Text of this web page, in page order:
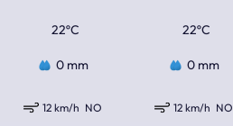
22ºC 22ºC
0 mm 0 mm
12 km/h NO 12 km/h NO